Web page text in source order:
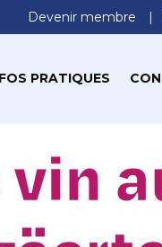
Devenir membre
PRATIQUES